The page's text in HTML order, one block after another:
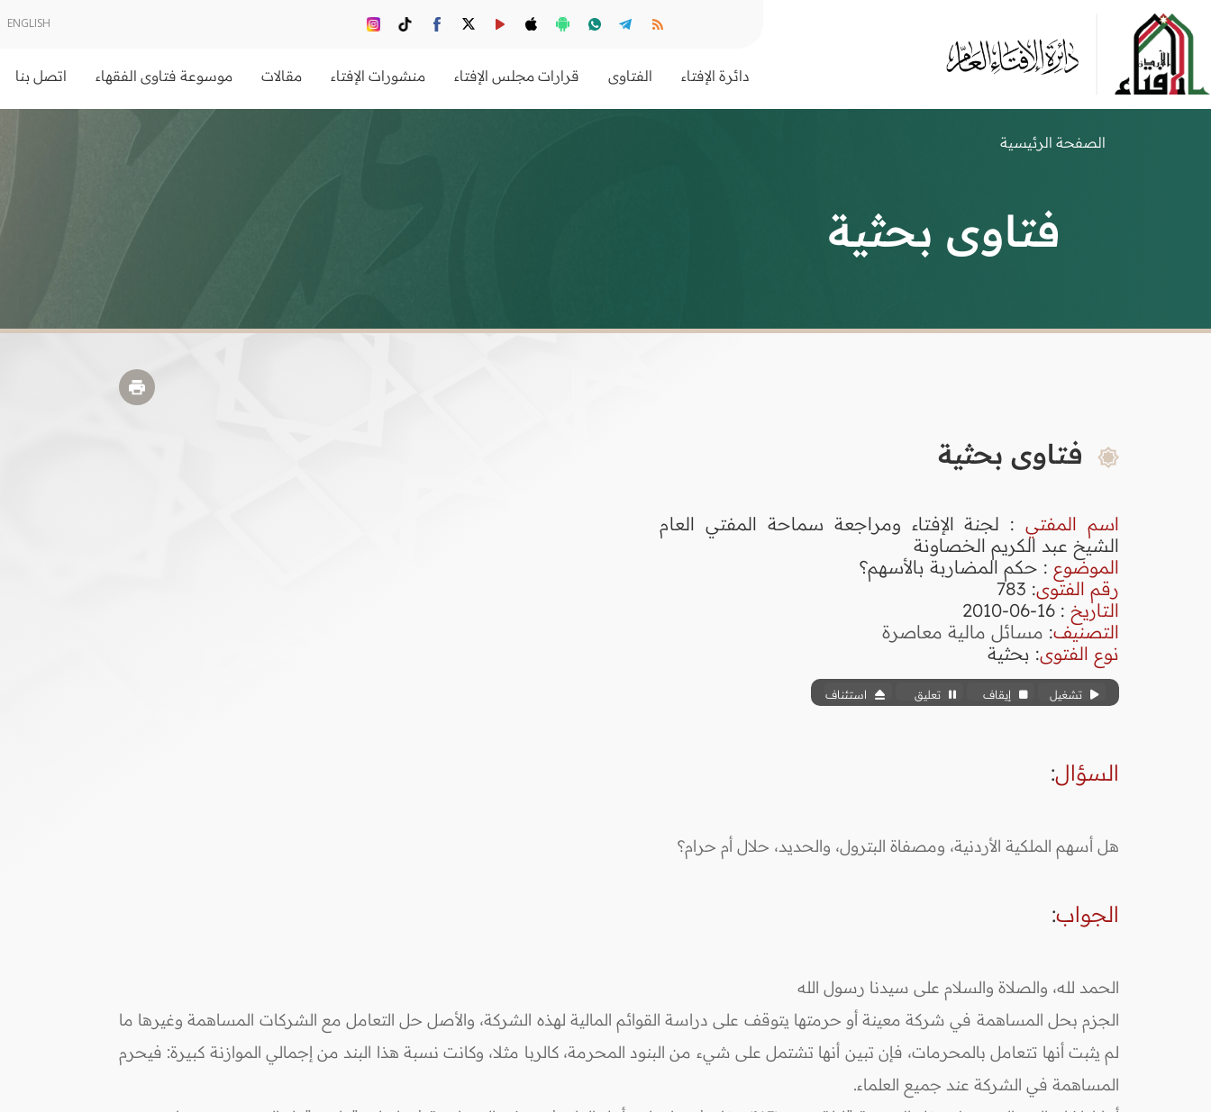
ENGLISH
دائرة الإفتاء الفتاوى قرارات مجلس الإفتاء منشورات الإفتاء مقالات موسوعة فتاوى الفقهاء اتصل بنا
الصفحة الرئيسية
فتاوى بحثية
فتاوى بحثية
اسم المفتي: لجنة الإفتاء ومراجعة سماحة المفتي العام
الشيخ عبد الكريم الخصاونة
الموضوع : حكم المضاربة بالأسهم؟
رقم الفتوى:
783
التاريخ : 16-06-2010
التصنيف: مسائل مالية معاصرة
نوع الفتوى: بحثية
تشغيل إيقاف تعليق استئناف
السؤال:
هل أسهم الملكية الأردنية، ومصفاة البترول، والحديد، حلال أم حرام؟
الجواب:
الحمد لله، والصلاة والسلام على سيدنا رسول الله
الجزم بحل المساهمة في شركة معينة أو حرمتها يتوقف على دراسة القوائم المالية لهذه الشركة، والأصل حل التعامل مع الشركات المساهمة وغيرها ما
لم يثبت أنها تتعامل بالمحرمات، فإن تبين أنها تشتمل على شيء من البنود المحرمة، كالربا مثلا، وكانت نسبة هذا البند من إجمالي الموازنة كبيرة: فيحرم
المساهمة في الشركة عند جميع العلماء.